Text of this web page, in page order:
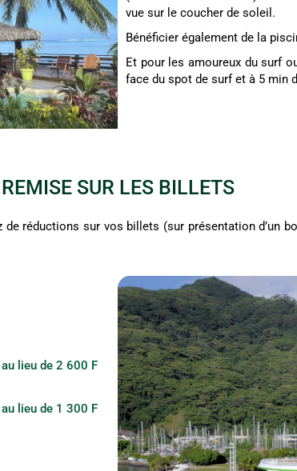
vue sur le coucher de soleil.
Bénéficier également de la
Et pour les amoureux du surf
face du spot de surf et à 5 min
REMISE SUR LES BILLETS
réductions sur vos billets (sur présentation d’un
lieu de 2 600 F
lieu de 1 300 F